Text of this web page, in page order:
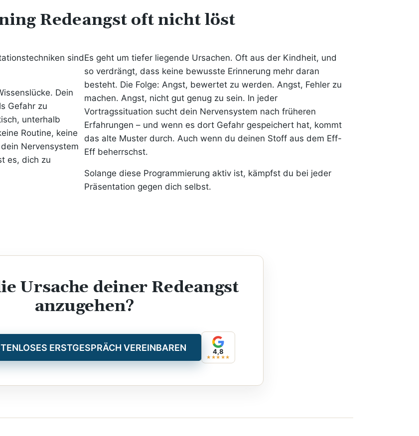
Redeangst oft nicht löst
sind
Dein
Gefahr zu
unterhalb
Routine, keine
Nervensystem
es, dich zu
Es geht um tiefer liegende Ursachen. Oft aus der Kindheit, und
so verdrängt, dass keine bewusste Erinnerung mehr daran
besteht. Die Folge: Angst, bewertet zu werden. Angst, Fehler zu
machen. Angst, nicht gut genug zu sein. In jeder
Vortragssituation sucht dein Nervensystem nach früheren
Erfahrungen – und wenn es dort Gefahr gespeichert hat, kommt
das alte Muster durch. Auch wenn du deinen Stoff aus dem Eff-
Eff beherrschst.
Solange diese Programmierung aktiv ist, kämpfst du bei jeder
Präsentation gegen dich selbst.
Ursache deiner Redeangst
anzugehen?
ERSTGESPRÄCH VEREINBAREN 4,8
★★★★★